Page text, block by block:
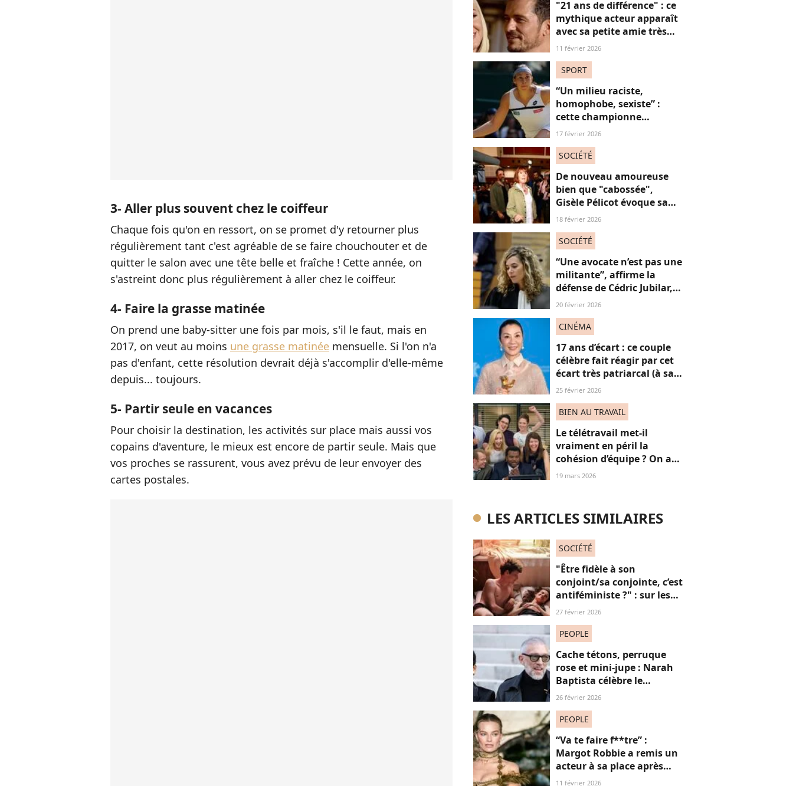
3- Aller plus souvent chez le coiffeur
Chaque fois qu'on en ressort, on se promet d'y retourner plus
régulièrement tant c'est agréable de se faire chouchouter et de
quitter le salon avec une tête belle et fraîche ! Cette année, on
s'astreint donc plus régulièrement à aller chez le coiffeur.
4- Faire la grasse matinée
On prend une baby-sitter une fois par mois, s'il le faut, mais en
2017, on veut au moins une grasse matinée mensuelle. Si l'on n'a
pas d'enfant, cette résolution devrait déjà s'accomplir d'elle-même
depuis... toujours.
5- Partir seule en vacances
Pour choisir la destination, les activités sur place mais aussi vos
copains d'aventure, le mieux est encore de partir seule. Mais que
vos proches se rassurent, vous avez prévu de leur envoyer des
cartes postales.
"21 ans de différence" : ce
mythique acteur apparaît
avec sa petite amie très
"cadette", un écart d'âge
Léo)
11 février 2026
SPORT
“Un milieu raciste,
homophobe, sexiste” :
cette championne
dézingue le monde du
17 février 2026
SOCIÉTÉ
De nouveau amoureuse
bien que "cabossée",
Gisèle Pélicot évoque sa
nouvelle vie avec
18 février 2026
SOCIÉTÉ
“Une avocate n’est pas une
militante”, affirme la
défense de Cédric Jubilar,
pour qui une femme peut
homme accusé" : une prise
20 février 2026
CINÉMA
17 ans d’écart : ce couple
célèbre fait réagir par cet
écart très patriarcal (à sa
tête, une grande actrice
25 février 2026
BIEN AU TRAVAIL
Le télétravail met-il
vraiment en péril la
cohésion d’équipe ? On a
résolu cette vaste
19 mars 2026
LES ARTICLES SIMILAIRES
SOCIÉTÉ
"Être fidèle à son
conjoint/sa conjointe, c’est
antiféministe ?" : sur les
réseaux sociaux, cette
27 février 2026
PEOPLE
Cache tétons, perruque
rose et mini-jupe : Narah
Baptista célèbre le
carnaval de Rio avec son
de 30 ans son aîné
26 février 2026
PEOPLE
“Va te faire f**tre” :
Margot Robbie a remis un
acteur à sa place après
qu’il lui a conseillé de
11 février 2026